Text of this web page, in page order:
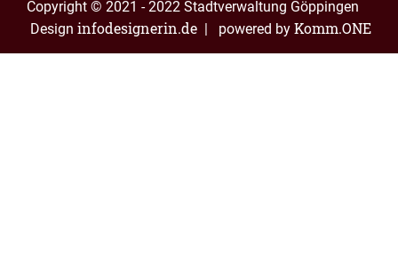
Copyright © 2021 - 2022 Stadtverwaltung Göppingen
Design infodesignerin.de | powered by Komm.ONE